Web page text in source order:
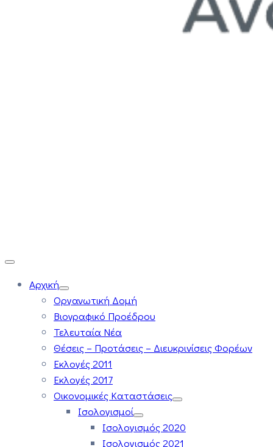
Αρχική
Οργανωτική Δομή
Βιογραφικό Προέδρου
Τελευταία Νέα
Θέσεις – Προτάσεις – Διευκρινίσεις Φορέων
Εκλογές 2011
Εκλογές 2017
Οικονομικές Καταστάσεις
Ισολογισμοί
Ισολογισμός 2020
Ισολογισμός 2021